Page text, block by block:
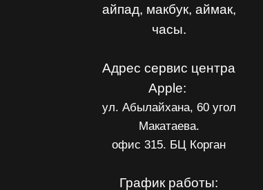
айпад, макбук, аймак,
часы.
Адрес сервис центра
Apple:
ул. Абылайхана, 60 угол
Макатаева.
офис 315. БЦ Корган
График работы: